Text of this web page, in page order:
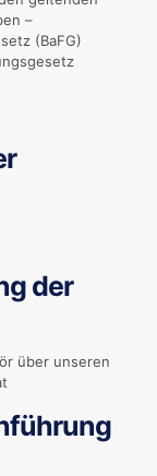
–
(BaFG)
der
über unseren